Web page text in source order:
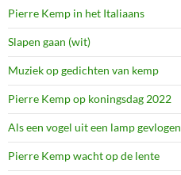
Pierre Kemp in het Italiaans
Slapen gaan (wit)
Muziek op gedichten van kemp
Pierre Kemp op koningsdag 2022
Als een vogel uit een lamp gevlogen
Pierre Kemp wacht op de lente